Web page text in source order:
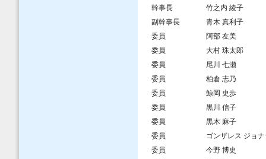
幹事長
竹之内 綾子
副幹事長
青木 真利子
委員
阿部 友美
委員
大村 珠太郎
委員
尾川 七瀬
委員
柏倉 志乃
委員
鯨岡 史歩
委員
黒川 信子
委員
黒木 麻子
委員
ゴンザレス ジョ
委員
今野 博史